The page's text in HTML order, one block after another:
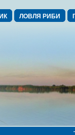
ЛОВЛЯ РИБИ